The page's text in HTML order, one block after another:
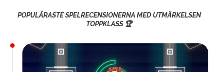
POPULÄRASTE SPELRECENSIONERNA MED UTMÄRKELSEN
TOPPKLASS 🏆